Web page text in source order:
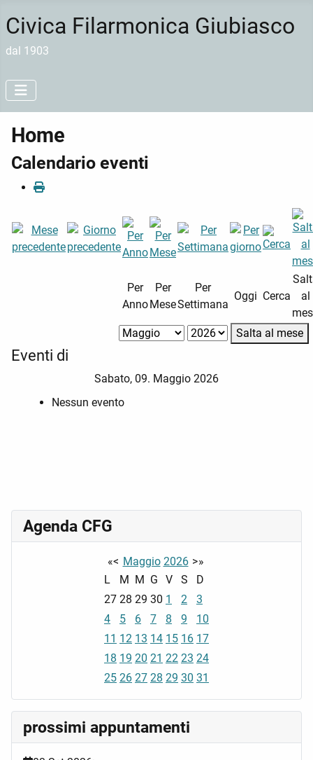
Civica Filarmonica Giubiasco
dal 1903
Home
Calendario eventi
Per
Anno
Per
Mese
Per
Settimana
Oggi Cerca
al
Salta al mese
Eventi di
Sabato, 09. Maggio 2026
Nessun evento
Agenda CFG
«< Maggio 2026 >»
L
M M G V S
D
27 28 29 30 1 2
3
4
5 6 7 8 9
10
11 12 13 14 15 16 17
18 19 20 21 22 23 24
25 26 27 28 29 30 31
prossimi appuntamenti